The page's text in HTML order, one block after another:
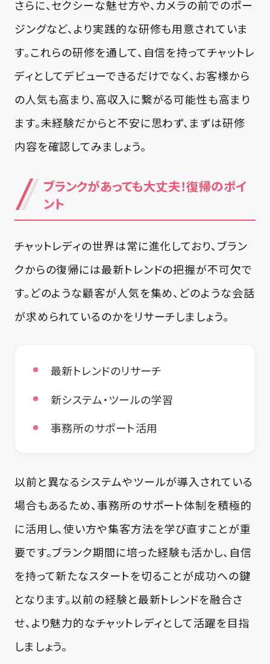
さらに、セクシーな魅せ方や、カメラの前でのポー
ジングなど、より実践的な研修も用意されていま
す。これらの研修を通して、自信を持ってチャットレ
ディとしてデビューできるだけでなく、お客様から
の人気も高まり、高収入に繋がる可能性も高まり
ます。未経験だからと不安に思わず、まずは研修
内容を確認してみましょう。
ブランクがあっても大丈夫！復帰のポイ
ント
チャットレディの世界は常に進化しており、ブラン
クからの復帰には最新トレンドの把握が不可欠で
す。どのような顧客が人気を集め、どのような会話
が求められているのかをリサーチしましょう。
最新トレンドのリサーチ
新システム・ツールの学習
事務所のサポート活用
以前と異なるシステムやツールが導入されている
場合もあるため、事務所のサポート体制を積極的
に活用し、使い方や集客方法を学び直すことが重
要です。ブランク期間に培った経験も活かし、自信
を持って新たなスタートを切ることが成功への鍵
となります。以前の経験と最新トレンドを融合さ
せ、より魅力的なチャットレディとして活躍を目指
しましょう。